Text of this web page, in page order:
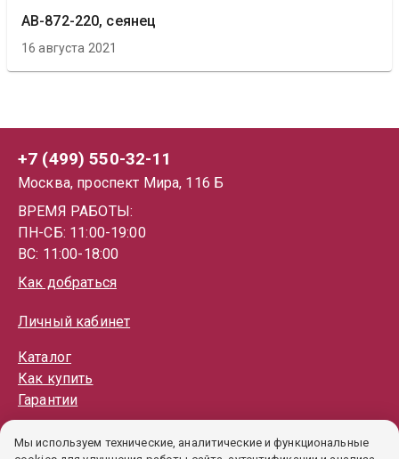
АВ-872-220, сеянец
16 августа 2021
+7 (499) 550-32-11
Москва, проспект Мира, 116 Б
ВРЕМЯ РАБОТЫ:
ПН-СБ: 11:00-19:00
ВС: 11:00-18:00
Как добраться
Личный кабинет
Каталог
Как купить
Гарантии
Пользовательское соглашение
Мы используем технические, аналитические и функциональные